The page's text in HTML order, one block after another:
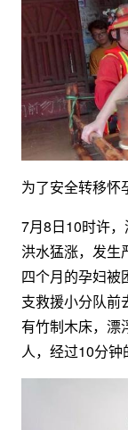
为了安全转移怀
7月8日10时许，
洪水猛涨，发生
四个月的孕妇被
支救援小分队前
有竹制木床，漂
人，经过10分钟